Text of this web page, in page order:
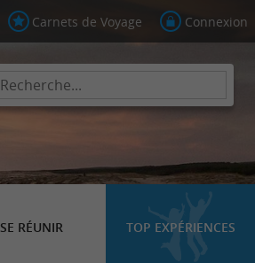
Carnets de Voyage Connexion
SE RÉUNIR TOP EXPÉRIENCES